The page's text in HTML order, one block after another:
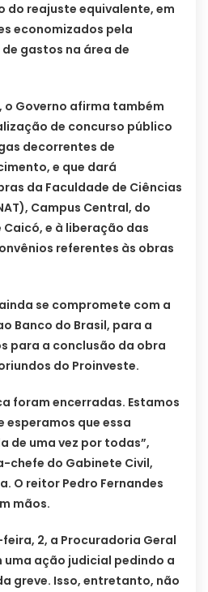
reajuste equivalente, em
economizados pela
gastos na área de
Governo afirma também
de concurso público
decorrentes de
e que dará
da Faculdade de Ciências
Campus Central, do
e à liberação das
referentes às obras
se compromete com a
Banco do Brasil, para a
para a conclusão da obra
do Proinveste.
foram encerradas. Estamos
esperamos que essa
de uma vez por todas”,
chefe do Gabinete Civil,
O reitor Pedro Fernandes
mãos.
2, a Procuradoria Geral
uma ação judicial pedindo a
greve. Isso, entretanto, não